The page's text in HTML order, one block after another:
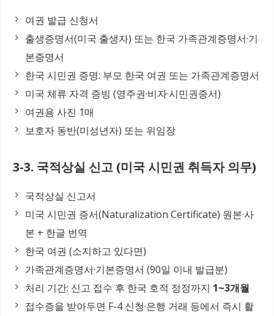
여권 발급 신청서
출생증명서(미국 출생자) 또는 한국 가족관계증명서·기
본증명서
한국 시민권 증명: 부모 한국 여권 또는 가족관계증명서
미국 체류 자격 증빙 (영주권·비자·시민권증서)
여권용 사진 1매
보호자 동반(미성년자) 또는 위임장
3-3. 국적상실 신고 (미국 시민권 취득자 의무)
국적상실 신고서
미국 시민권 증서(Naturalization Certificate) 원본·사
본 + 한글 번역
한국 여권 (소지하고 있다면)
가족관계증명서·기본증명서 (90일 이내 발급분)
처리 기간: 신고 접수 후 한국 호적 정정까지 1~3개월
접수증을 받아두면 F-4 신청·은행 거래 등에서 즉시 활